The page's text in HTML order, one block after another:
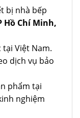
bị nhà bếp
Hồ Chí Minh,
Việt Nam.
dịch vụ bảo
phẩm tại
nghiệm